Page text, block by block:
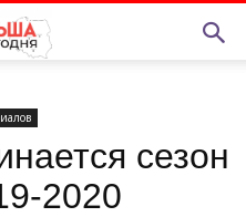
сезон
2020